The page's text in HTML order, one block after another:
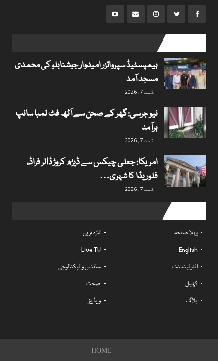
ہیمپسٹیڈ سپروائزر امیدوار جوشنابلو کی محمدی
مسجد آمد
اگست 7, 2026
نیو جرسی: گھر کے صحن سے آٹھ فٹ لمبا سانپ
برآمد
اگست 7, 2026
امریکا: جعلی چیکس سے ڈیڑھ کروڑ ڈالر فراڈ،
فلوریڈا کا شہری…
اگست 7, 2026
پہلا صفحہ
تازہ ترین
English
Live TV
انٹرٹینمنٹ
سائنس و ٹیکنالوجی
کھیل
صحت
بلاگ
ویڈیوز
HOME